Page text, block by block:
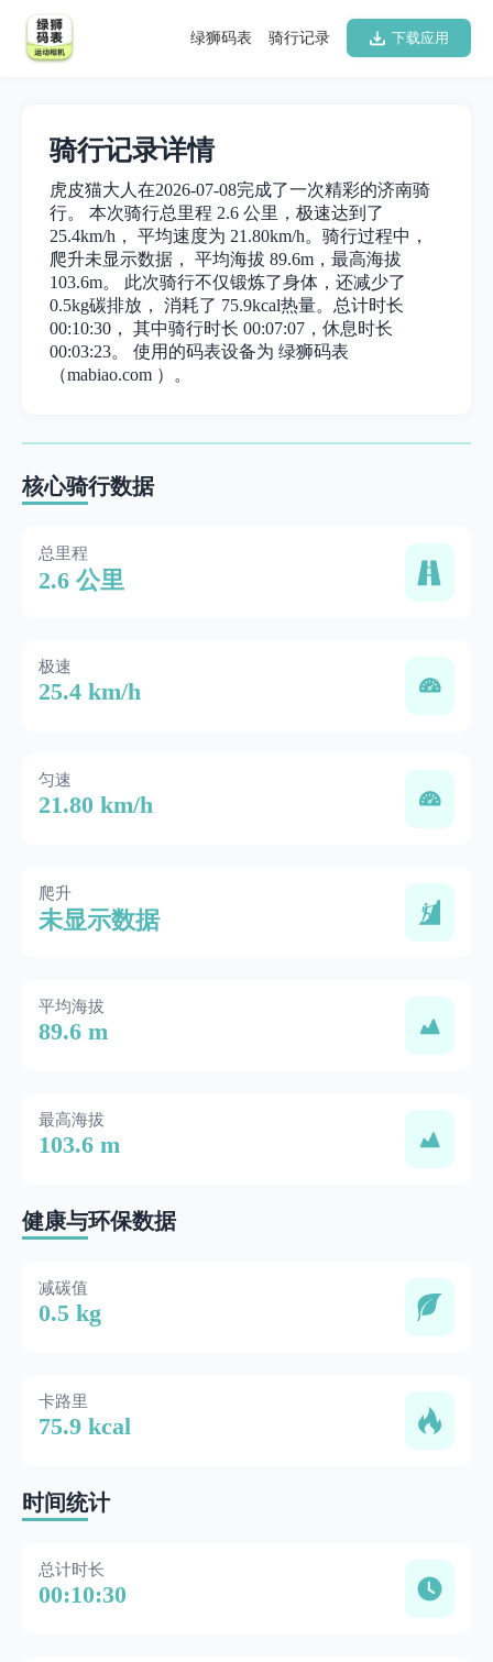
下载应用
骑行记录
绿狮码表
骑行记录详情
虎皮猫大人在2026-07-08完成了一次精彩的济南骑
行。 本次骑行总里程 2.6 公里，极速达到了
25.4km/h， 平均速度为 21.80km/h。骑行过程中，
爬升未显示数据， 平均海拔 89.6m，最高海拔
103.6m。 此次骑行不仅锻炼了身体，还减少了
0.5kg碳排放， 消耗了 75.9kcal热量。总计时长
00:10:30， 其中骑行时长 00:07:07，休息时长
00:03:23。 使用的码表设备为 绿狮码表
（mabiao.com ）。
核心骑行数据
总里程
2.6 公里
极速
25.4 km/h
匀速
21.80 km/h
爬升
未显示数据
平均海拔
89.6 m
最高海拔
103.6 m
健康与环保数据
减碳值
0.5 kg
卡路里
75.9 kcal
时间统计
总计时长
00:10:30